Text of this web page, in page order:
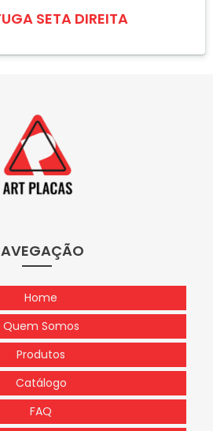
SETA DIREITA
Home
Quem Somos
Produtos
Catálogo
FAQ